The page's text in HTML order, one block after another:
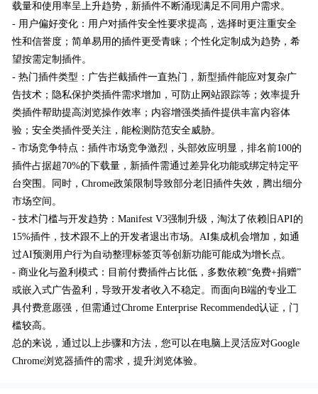
载量和使用率呈上升趋势，新插件不断涌现满足不同用户需求。
- 用户偏好变化：用户对插件安全性要求提高，选择时更注重安全
性和信誉度；简单易用的插件更受青睐；个性化定制成为趋势，希
望按需定制插件。
- 热门插件类型：广告拦截插件一直热门，新型插件能应对复杂广
告技术；隐私保护类插件需求增加，可防止网站跟踪等；效率提升
类插件帮助提高浏览操作效率；内容增强类插件提供丰富内容体
验；安全类插件受关注，能检测防范安全威胁。
- 市场竞争特点：插件市场竞争激烈，头部效应明显，排名前100的
插件占据超70%的下载量，新插件需通过差异化功能或绑定特定平
台突围。同时，Chrome政策限制导致部分老旧插件失效，腾出细分
市场空间。
- 技术门槛与开发趋势：Manifest V3强制升级，淘汰了依赖旧API的
15%插件，技术跟不上的开发者退出市场。AI集成机会增加，如通
过AI预测用户行为自动整理标签页等创新功能可能成为增长点。
- 商业化与盈利模式：目前付费插件占比低，多数依赖“免费+捐赠”
或嵌入式广告盈利，导致开发者收入不稳定。而面向B端的专业工
具付费意愿强，但需通过Chrome Enterprise Recommended认证，门
槛较高。
总的来说，通过以上步骤和方法，您可以在电脑上灵活应对Google
Chrome浏览器插件的需求，提升浏览体验。